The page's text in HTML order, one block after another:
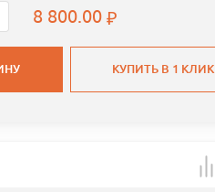
8 800.00
КУПИТЬ В 1 КЛИК